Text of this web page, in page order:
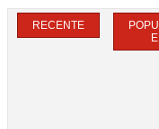
RECENTE
E